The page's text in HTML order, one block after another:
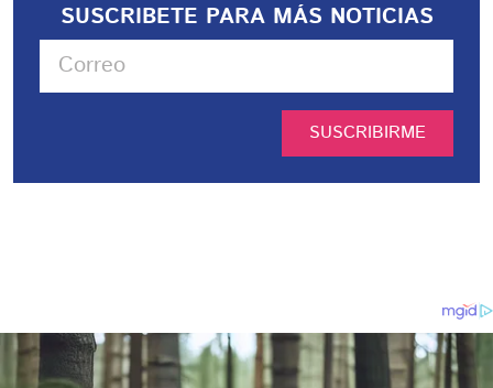
SUSCRIBETE PARA MÁS NOTICIAS
SUSCRIBIRME